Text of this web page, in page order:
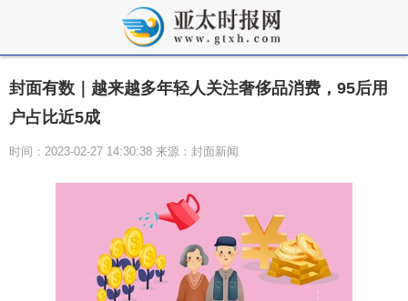
封面有数｜越来越多年轻人关注奢侈品消费，95后用
户占比近5成
时间：2023-02-27 14:30:38 来源：封面新闻